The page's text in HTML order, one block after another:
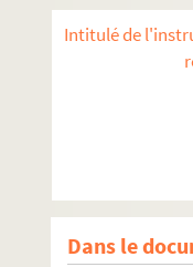
Intitulé de
Dans le
4-MS-2670.
4-MS-2671.
4-MS-2674.
4-MS-2676.
4-MS-2677.